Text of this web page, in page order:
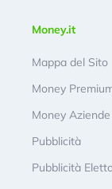
Money.it
Mappa del Sito
Money
Money Aziende
Pubblicità
Pubblicità